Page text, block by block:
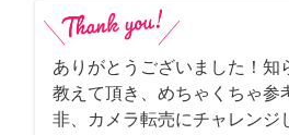
ありがとうございました！知
教えて頂き、めちゃくちゃ参
非、カメラ転売にチャレンジ